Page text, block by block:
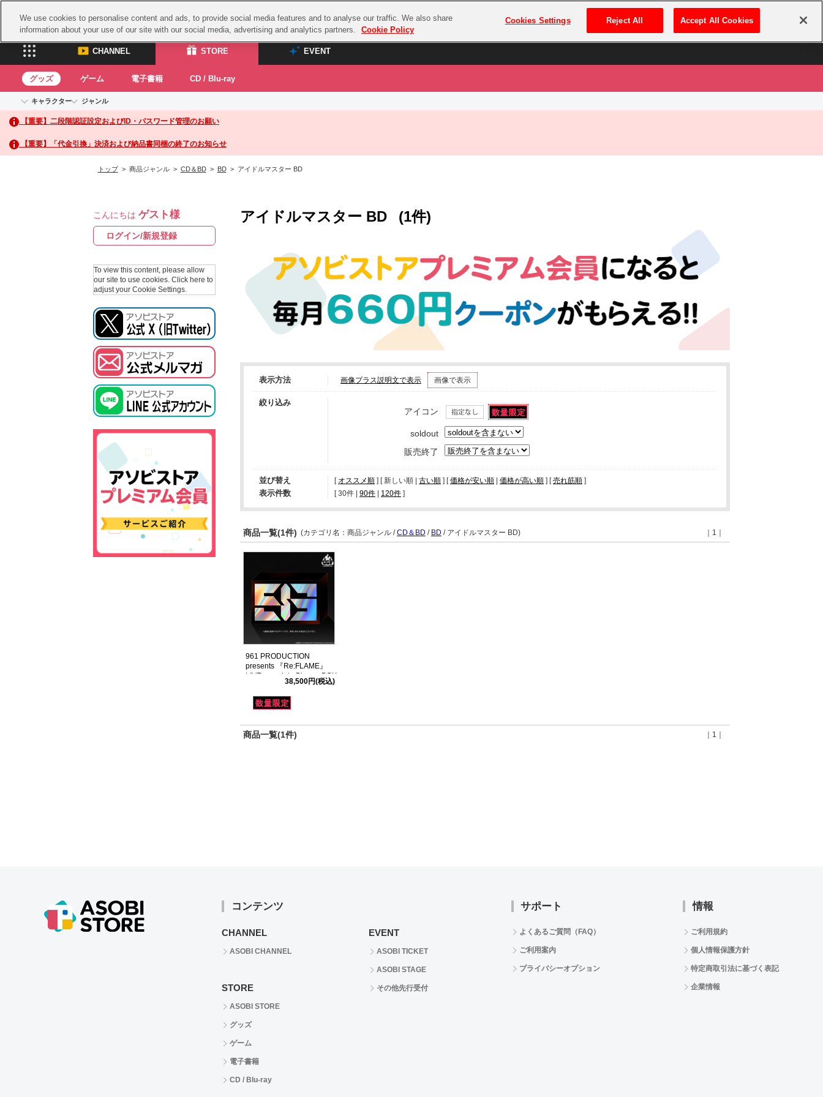
プレミアム会員とは ログイン・新規登録
CHANNEL STORE EVENT
CHANNEL
ASOBI CHANNEL TOP
STORE
ASOBI STORE TOP
グッズ
CD / Blu-ray
EVENT
ASOBI STAGE
グッズ ゲーム 電子書籍 CD / Blu-ray
キャラクター
アイドルマスターシリーズ
アイドルマスター
アイドルマスター シンデレラガールズ
アイドルマスター ミリオンライブ！
プロジェクトアイマス ヴイアライヴ
テイルズ オブ シリーズ
スサノオマジック
ドラゴンボール
ラブライブ！サンシャイン‼
アイドリッシュセブン
モフモフパレード
ジャンル
イベントグッズ
トイ・ホビー
【重要】二段階認証設定およびID・パスワード管理のお願い
【重要】「代金引換」決済および納品書同梱の終了のお知らせ
トップ> 商品ジャンル > CD＆BD> BD> アイドルマスター BD
こんにちは ゲスト様
ログイン/新規登録
To view this content, please allow
our site to use cookies. Click here to
adjust your Cookie Settings.
アイドルマスター BD (1件)
表示方法 画像プラス説明文で表示 画像で表示
絞り込み
アイコン
soldout
販売終了
並び替え [ オススメ順 ] [ 新しい順 | 古い順 ] [価格が安い順 | 価格が高い順 ] [売れ筋順 ]
表示件数 [ 30件 | 90件 | 120件 ]
商品一覧(1件) ｜1｜
(カテゴリ名：商品ジャンル /CD＆BD / BD / アイドルマスター BD)
961 PRODUCTION
presents 『Re:FLAME』
LIVE complete Blu-ray BOX
38,500円(税込)
商品一覧(1件) ｜1｜
コンテンツ
CHANNEL
ASOBI CHANNEL
STORE
ASOBI STORE
グッズ
ゲーム
電子書籍
CD / Blu-ray
EVENT
ASOBI TICKET
ASOBI STAGE
その他先行受付
サポート
よくあるご質問（FAQ）
ご利用案内
プライバシーオプション
情報
ご利用規約
個人情報保護方針
特定商取引法に基づく表記
企業情報
We use cookies to personalise content and ads, to provide social media features and to analyse our traffic. We also share
information about your use of our site with our social media, advertising and analytics partners.
Cookie Policy
Cookies Settings Reject All Accept All Cookies